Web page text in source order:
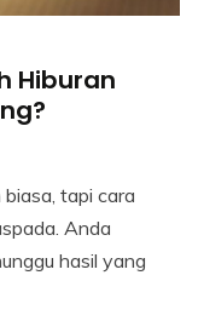
Hiburan
tapi cara
Anda
hasil yang